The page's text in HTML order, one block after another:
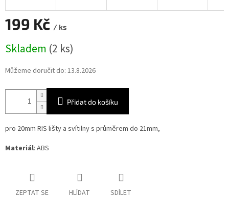
199 Kč / ks
cena:
Skladem (2 ks)
Můžeme doručit do: 13.8.2026
Přidat do košíku
pro 20mm RIS lišty a svítilny s průměrem do 21mm,
Materiál: ABS
ZEPTAT SE HLÍDAT SDÍLET